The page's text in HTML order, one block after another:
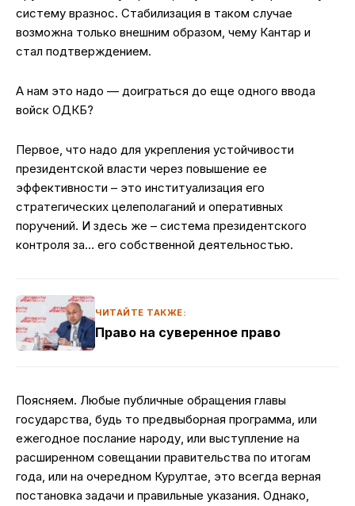
систему вразнос. Стабилизация в таком случае
возможна только внешним образом, чему Кантар и
стал подтверждением.
А нам это надо — доиграться до еще одного ввода
войск ОДКБ?
Первое, что надо для укрепления устойчивости
президентской власти через повышение ее
эффективности – это институализация его
стратегических целеполаганий и оперативных
поручений. И здесь же – система президентского
контроля за… его собственной деятельностью.
ЧИТАЙТЕ ТАКЖЕ:
Право на суверенное право
Поясняем. Любые публичные обращения главы
государства, будь то предвыборная программа, или
ежегодное послание народу, или выступление на
расширенном совещании правительства по итогам
года, или на очередном Курултае, это всегда верная
постановка задачи и правильные указания. Однако,